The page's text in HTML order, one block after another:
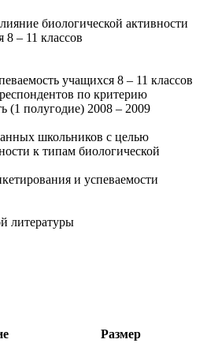
биологической активности
8 – 11 классов
учащихся 8 – 11 классов
по критерию
(1 полугодие) 2008 – 2009
школьников с целью
к типам биологической
и успеваемости
литературы
Размер